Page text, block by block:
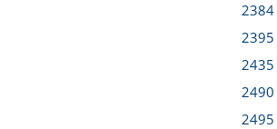
2384
2395
2435
2490
2495